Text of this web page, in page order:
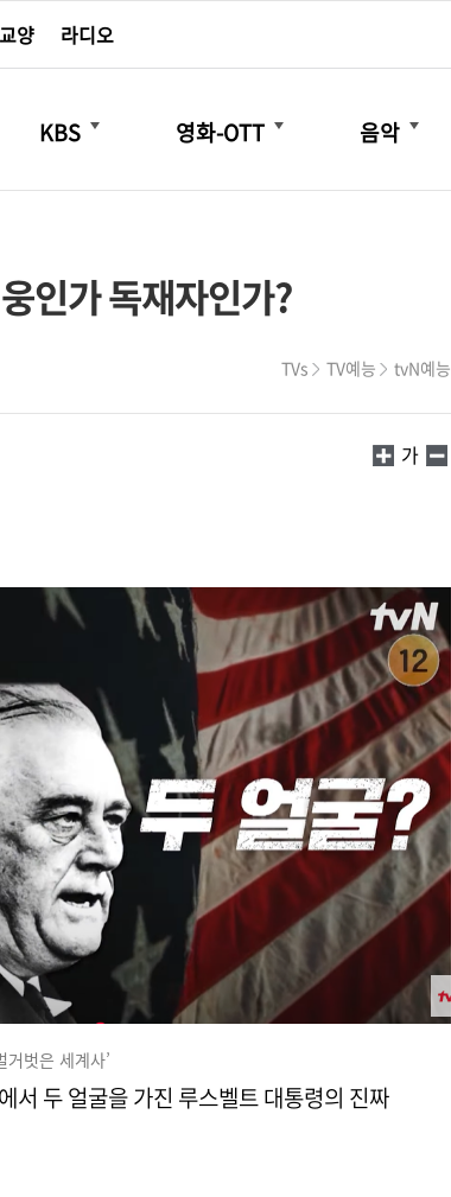
양 라디오
KBS
더보기
영화-OTT
더보기
음악
더보기
인가 독재자인가?
TVs TV예능 tvN예능
가
거벗은 세계사’
서 두 얼굴을 가진 루스벨트 대통령의 진짜